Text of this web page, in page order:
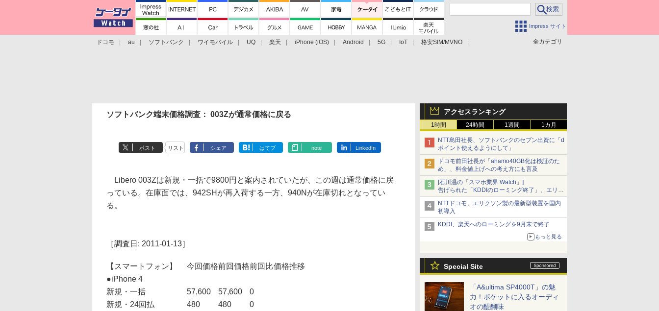
Impress サイト
全カテゴリ
ドコモ au ソフトバンク ワイモバイル UQ 楽天 iPhone (iOS) Android 5G IoT
格安SIM/MVNO
アクセスランキング
1時間 24時間 1週間 1カ月
NTT島田社長、ソフトバンクのセブン出資に「d
ポイント使えるようにして」
ドコモ前田社長が「ahamo40GB化は検証のた
め」、料金値上げへの考え方にも言及
[石川温の「スマホ業界 Watch」]
告げられた「KDDIのローミング終了」、エリア
マップの落とし穴と楽天モバイルの課題
NTTドコモ、エリクソン製の最新型装置を国内
初導入
KDDI、楽天へのローミングを9月末で終了
もっと見る
Special Site
「A&ultima SP4000T」の魅
力！ポケットに入るオーディ
オの醍醐味
ソフトバンク端末価格調査： 003Zが通常価格に戻る
ポスト リスト シェア はてブ note LinkedIn
Libero 003Zは新規・一括で9800円と案内されていたが、この週は通常価格に戻
っている。在庫面では、942SHが再入荷する一方、940Nが在庫切れとなってい
る。
［調査日: 2011-01-13］
【スマートフォン】 今回価格前回価格前回比価格推移
●iPhone 4
新規・一括
57,600 57,600
0
新規・24回払
480 480
0